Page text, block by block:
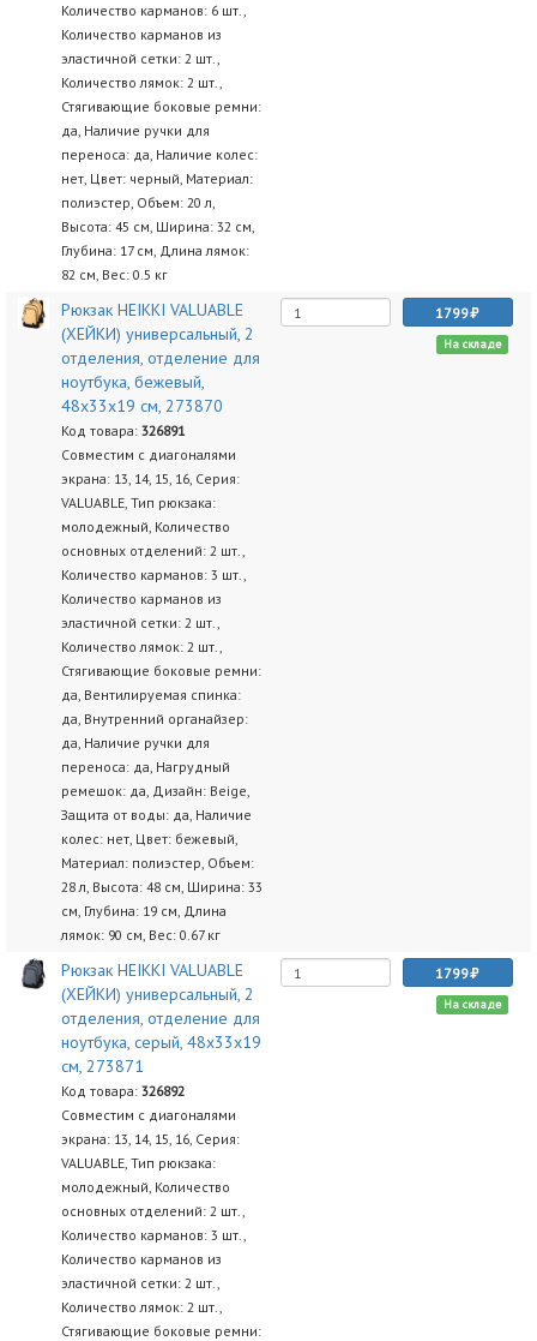
Количество карманов: 6 шт.,
Количество карманов из
эластичной сетки: 2 шт.,
Количество лямок: 2 шт.,
Стягивающие боковые ремни:
да, Наличие ручки для
переноса: да, Наличие колес:
нет, Цвет: черный, Материал:
полиэстер, Объем: 20 л,
Высота: 45 см, Ширина: 32 см,
Глубина: 17 см, Длина лямок:
82 см, Вес: 0.5 кг
Рюкзак HEIKKI VALUABLE
(ХЕЙКИ) универсальный, 2
отделения, отделение для
ноутбука, бежевый,
48x33x19 см, 273870
Код товара: 326891
Совместим с диагоналями
экрана: 13, 14, 15, 16, Серия:
VALUABLE, Тип рюкзака:
молодежный, Количество
основных отделений: 2 шт.,
Количество карманов: 3 шт.,
Количество карманов из
эластичной сетки: 2 шт.,
Количество лямок: 2 шт.,
Стягивающие боковые ремни:
да, Вентилируемая спинка:
да, Внутренний органайзер:
да, Наличие ручки для
переноса: да, Нагрудный
ремешок: да, Дизайн: Beige,
Защита от воды: да, Наличие
колес: нет, Цвет: бежевый,
Материал: полиэстер, Объем:
28 л, Высота: 48 см, Ширина: 33
см, Глубина: 19 см, Длина
лямок: 90 см, Вес: 0.67 кг
1799
На складе
Рюкзак HEIKKI VALUABLE
(ХЕЙКИ) универсальный, 2
отделения, отделение для
ноутбука, серый, 48x33x19
см, 273871
Код товара: 326892
Совместим с диагоналями
экрана: 13, 14, 15, 16, Серия:
VALUABLE, Тип рюкзака:
молодежный, Количество
основных отделений: 2 шт.,
Количество карманов: 3 шт.,
Количество карманов из
эластичной сетки: 2 шт.,
Количество лямок: 2 шт.,
Стягивающие боковые ремни:
1799
На складе